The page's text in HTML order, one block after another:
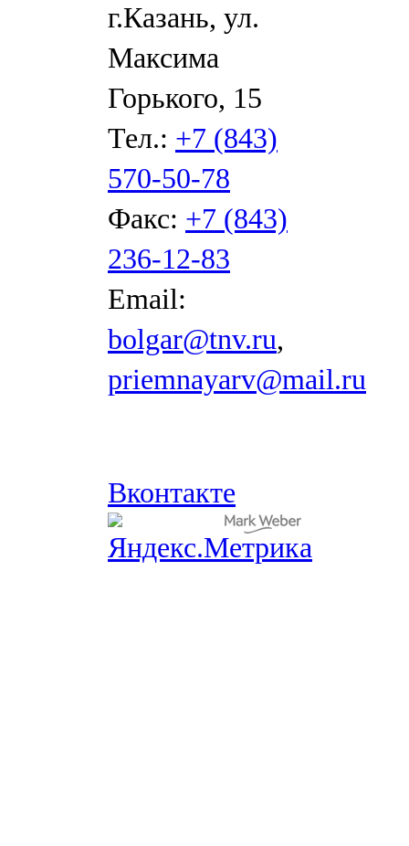
г.Казань, ул.
Максима
Горького, 15
Тел.: +7 (843)
570-50-78
Факс: +7 (843)
236-12-83
Email:
bolgar@tnv.ru,
priemnayarv@mail.ru
Вконтакте